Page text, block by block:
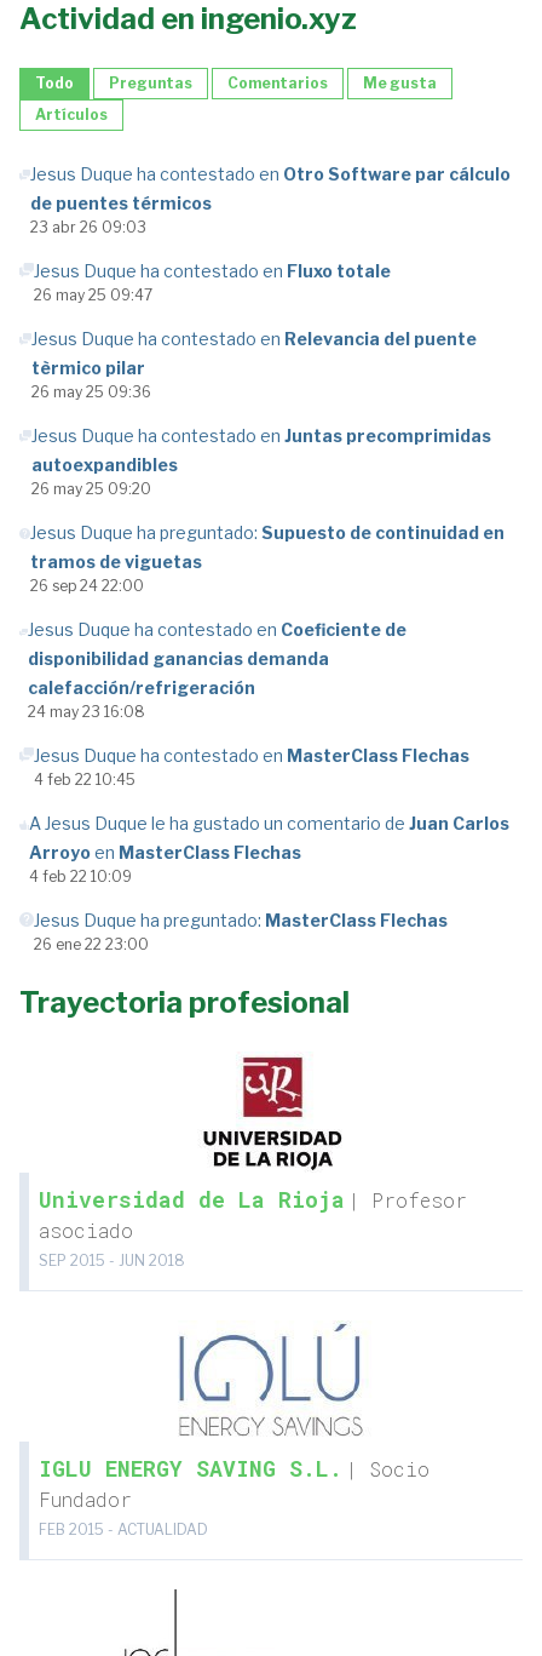
Actividad en ingenio.xyz
Todo Preguntas Comentarios
Me gusta
Artículos
Jesus Duque ha contestado en Otro Software par cálculo
de puentes térmicos
23 abr 26 09:03
Jesus Duque ha contestado en Fluxo totale
26 may 25 09:47
Jesus Duque ha contestado en Relevancia del puente
tèrmico pilar
26 may 25 09:36
Jesus Duque ha contestado en Juntas precomprimidas
autoexpandibles
26 may 25 09:20
Jesus Duque ha preguntado:Supuesto de continuidad en
tramos de viguetas
26 sep 24 22:00
Jesus Duque ha contestado en Coeficiente de
disponibilidad ganancias demanda
calefacción/refrigeración
24 may 23 16:08
Jesus Duque ha contestado en MasterClass Flechas
4 feb 22 10:45
A Jesus Duque le ha gustado un comentario de Juan Carlos
Arroyoen MasterClass Flechas
4 feb 22 10:09
Jesus Duque ha preguntado: MasterClass Flechas
26 ene 22 23:00
Trayectoria profesional
Universidad de La Rioja | Profesor
asociado
SEP 2015 - JUN 2018
IGLU ENERGY SAVING S.L. | Socio
Fundador
FEB 2015 - ACTUALIDAD